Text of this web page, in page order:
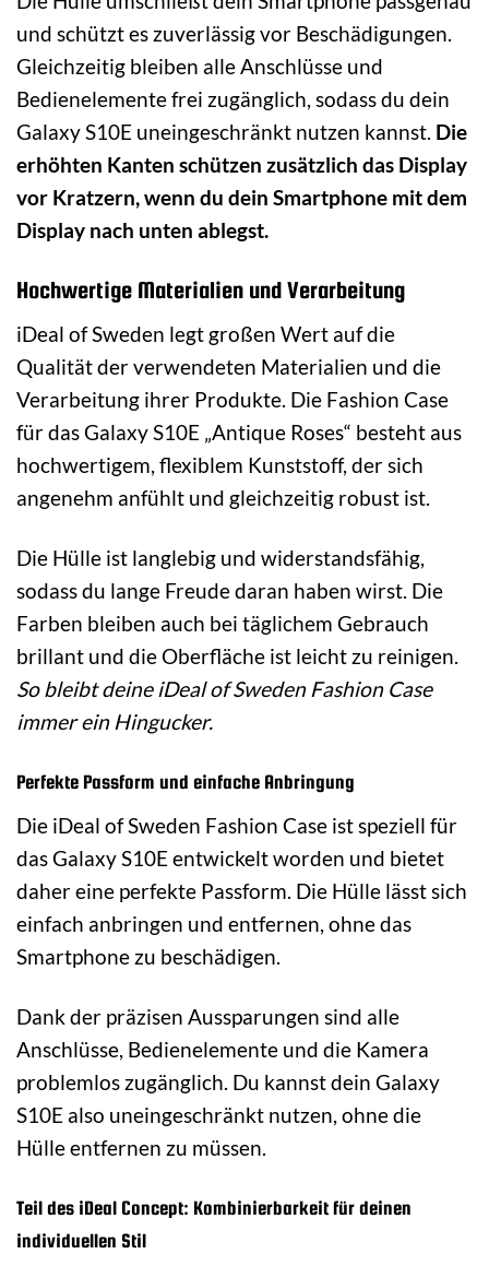
und schützt es zuverlässig vor Beschädigungen.
Gleichzeitig bleiben alle Anschlüsse und
Bedienelemente frei zugänglich, sodass du dein
Galaxy S10E uneingeschränkt nutzen kannst. Die
erhöhten Kanten schützen zusätzlich das Display
vor Kratzern, wenn du dein Smartphone mit dem
Display nach unten ablegst.
Hochwertige Materialien und Verarbeitung
iDeal of Sweden legt großen Wert auf die
Qualität der verwendeten Materialien und die
Verarbeitung ihrer Produkte. Die Fashion Case
für das Galaxy S10E „Antique Roses“ besteht aus
hochwertigem, flexiblem Kunststoff, der sich
angenehm anfühlt und gleichzeitig robust ist.
Die Hülle ist langlebig und widerstandsfähig,
sodass du lange Freude daran haben wirst. Die
Farben bleiben auch bei täglichem Gebrauch
brillant und die Oberfläche ist leicht zu reinigen.
So bleibt deine iDeal of Sweden Fashion Case
immer ein Hingucker.
Perfekte Passform und einfache Anbringung
Die iDeal of Sweden Fashion Case ist speziell für
das Galaxy S10E entwickelt worden und bietet
daher eine perfekte Passform. Die Hülle lässt sich
einfach anbringen und entfernen, ohne das
Smartphone zu beschädigen.
Dank der präzisen Aussparungen sind alle
Anschlüsse, Bedienelemente und die Kamera
problemlos zugänglich. Du kannst dein Galaxy
S10E also uneingeschränkt nutzen, ohne die
Hülle entfernen zu müssen.
Teil des iDeal Concept: Kombinierbarkeit für deinen
individuellen Stil